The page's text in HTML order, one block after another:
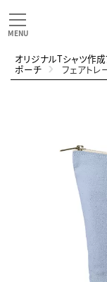
オリジナルTシャツ作
ポーチ フェアトレ